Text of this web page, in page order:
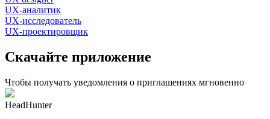
UX-аналитик
UX-исследователь
UX-проектировщик
Скачайте приложение
Чтобы получать уведомления о приглашениях мгновенно
HeadHunter